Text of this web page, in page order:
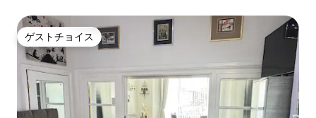
ゲストチョイス
ゲストチョイス